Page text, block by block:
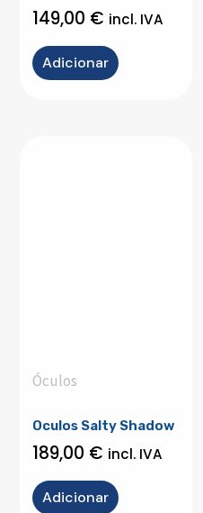
149,00 € incl. IVA
Adicionar
Óculos
Oculos Salty Shadow
189,00 € incl. IVA
Adicionar